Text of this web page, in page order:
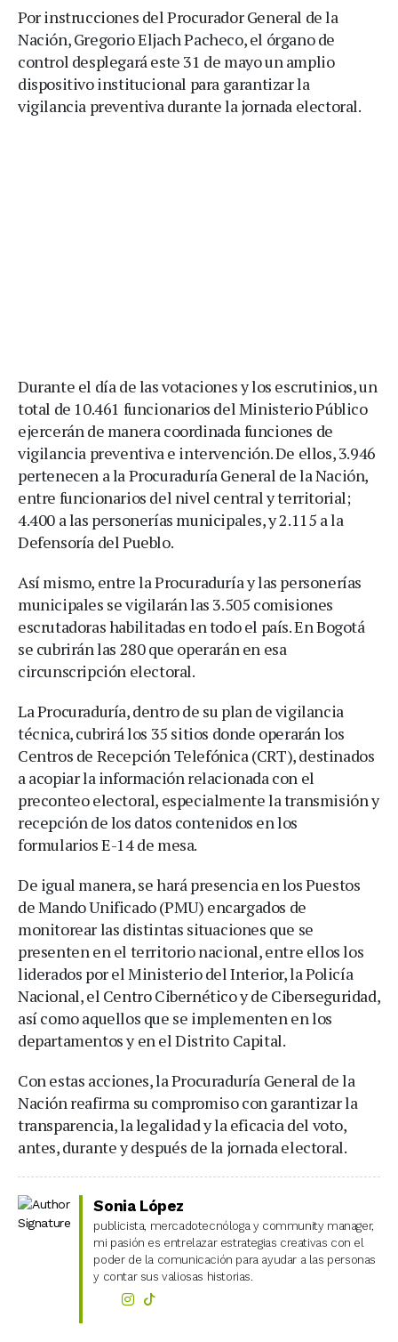
Por instrucciones del Procurador General de la
Nación, Gregorio Eljach Pacheco, el órgano de
control desplegará este 31 de mayo un amplio
dispositivo institucional para garantizar la
vigilancia preventiva durante la jornada electoral.
Durante el día de las votaciones y los escrutinios, un
total de 10.461 funcionarios del Ministerio Público
ejercerán de manera coordinada funciones de
vigilancia preventiva e intervención. De ellos, 3.946
pertenecen a la Procuraduría General de la Nación,
entre funcionarios del nivel central y territorial;
4.400 a las personerías municipales, y 2.115 a la
Defensoría del Pueblo.
Así mismo, entre la Procuraduría y las personerías
municipales se vigilarán las 3.505 comisiones
escrutadoras habilitadas en todo el país. En Bogotá
se cubrirán las 280 que operarán en esa
circunscripción electoral.
La Procuraduría, dentro de su plan de vigilancia
técnica, cubrirá los 35 sitios donde operarán los
Centros de Recepción Telefónica (CRT), destinados
a acopiar la información relacionada con el
preconteo electoral, especialmente la transmisión y
recepción de los datos contenidos en los
formularios E-14 de mesa.
De igual manera, se hará presencia en los Puestos
de Mando Unificado (PMU) encargados de
monitorear las distintas situaciones que se
presenten en el territorio nacional, entre ellos los
liderados por el Ministerio del Interior, la Policía
Nacional, el Centro Cibernético y de Ciberseguridad,
así como aquellos que se implementen en los
departamentos y en el Distrito Capital.
Con estas acciones, la Procuraduría General de la
Nación reafirma su compromiso con garantizar la
transparencia, la legalidad y la eficacia del voto,
antes, durante y después de la jornada electoral.
Sonia López
publicista, mercadotecnóloga y community manager,
mi pasión es entrelazar estrategias creativas con el
poder de la comunicación para ayudar a las personas
y contar sus valiosas historias.